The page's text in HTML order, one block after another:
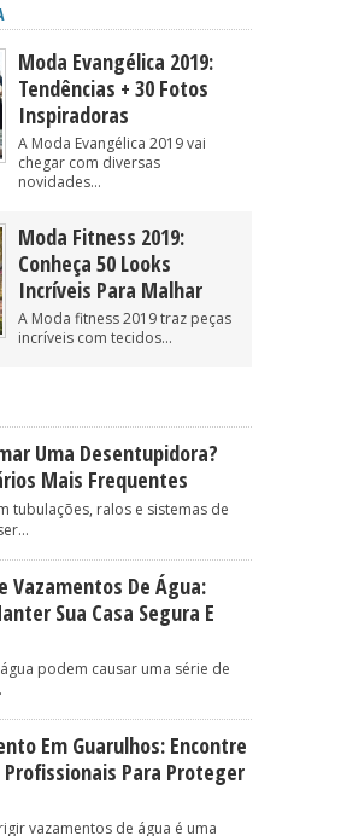
Moda Evangélica 2019:
Tendências + 30 Fotos
Inspiradoras
A Moda Evangélica 2019 vai
chegar com diversas
novidades...
Moda Fitness 2019:
Conheça 50 Looks
Incríveis Para Malhar
A Moda fitness 2019 traz peças
incríveis com tecidos...
Uma Desentupidora?
Mais Frequentes
tubulações, ralos e sistemas de
Vazamentos De Água:
Sua Casa Segura E
podem causar uma série de
Em Guarulhos: Encontre
Para Proteger
vazamentos de água é uma